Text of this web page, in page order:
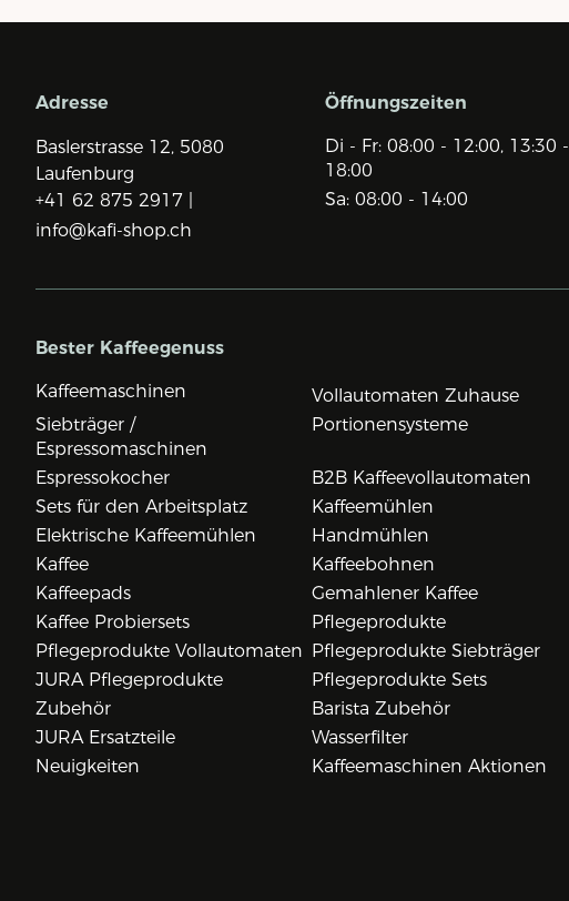
Adresse
Baslerstrasse 12, 5080
Laufenburg
+41 62 875 2917 |
info@kafi-shop.ch
Öffnungszeiten
Di - Fr: 08:00 - 12:00, 13:30 -
18:00
Sa: 08:00 - 14:00
Bester Kaffeegenuss
Kaffeemaschinen
Vollautomaten Zuhause
Siebträger /
Espressomaschinen
Portionensysteme
Espressokocher
B2B Kaffeevollautomaten
Sets für den Arbeitsplatz
Kaffeemühlen
Elektrische Kaffeemühlen
Handmühlen
Kaffee
Kaffeebohnen
Kaffeepads
Gemahlener Kaffee
Kaffee Probiersets
Pflegeprodukte
Pflegeprodukte Vollautomaten
Pflegeprodukte Siebträger
JURA Pflegeprodukte
Pflegeprodukte Sets
Zubehör
Barista Zubehör
JURA Ersatzteile
Wasserfilter
Neuigkeiten
Kaffeemaschinen Aktionen